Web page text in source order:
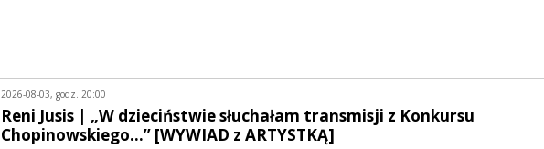
2026-08-03, godz. 20:00
Reni Jusis | „W dzieciństwie słuchałam transmisji z Konkursu
Chopinowskiego…” [WYWIAD z ARTYSTKĄ]